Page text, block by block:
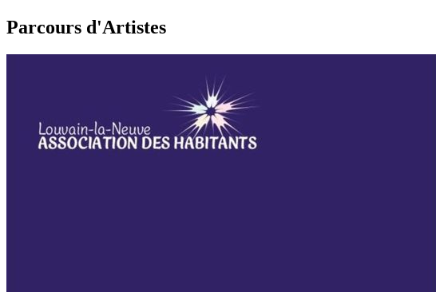
Parcours d'Artistes